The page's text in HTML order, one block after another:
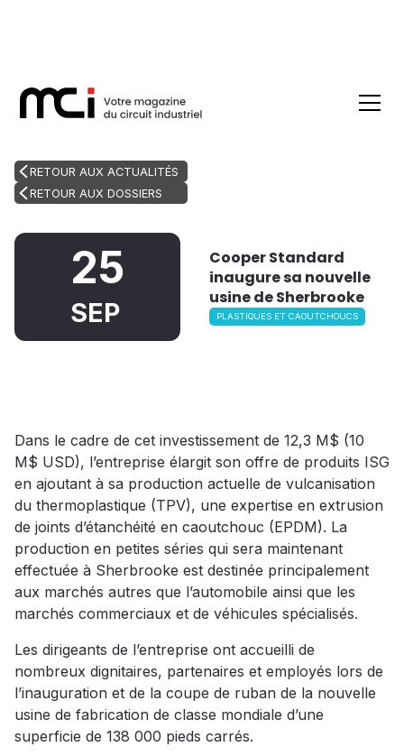
RETOUR AUX ACTUALITÉS
RETOUR AUX DOSSIERS
25
SEP
Cooper Standard
inaugure sa nouvelle
usine de Sherbrooke
PLASTIQUES ET CAOUTCHOUCS
Dans le cadre de cet investissement de 12,3 M$ (10
M$ USD), l’entreprise élargit son offre de produits ISG
en ajoutant à sa production actuelle de vulcanisation
du thermoplastique (TPV), une expertise en extrusion
de joints d’étanchéité en caoutchouc (EPDM). La
production en petites séries qui sera maintenant
effectuée à Sherbrooke est destinée principalement
aux marchés autres que l’automobile ainsi que les
marchés commerciaux et de véhicules spécialisés.
Les dirigeants de l’entreprise ont accueilli de
nombreux dignitaires, partenaires et employés lors de
l’inauguration et de la coupe de ruban de la nouvelle
usine de fabrication de classe mondiale d’une
superficie de 138 000 pieds carrés.